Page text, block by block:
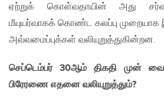
ஏற்றுக் கொள்வதாயின் அது
மீயுயர்வாகக் கொண்ட கலப்பு
அவ்வமைப்புக்கள் வலியுறுத்துகின்றன.
செப்டெம்பர் 30ஆம் திகதி முன்
பிரேரணை எதனை வலியுறுத்தும்?